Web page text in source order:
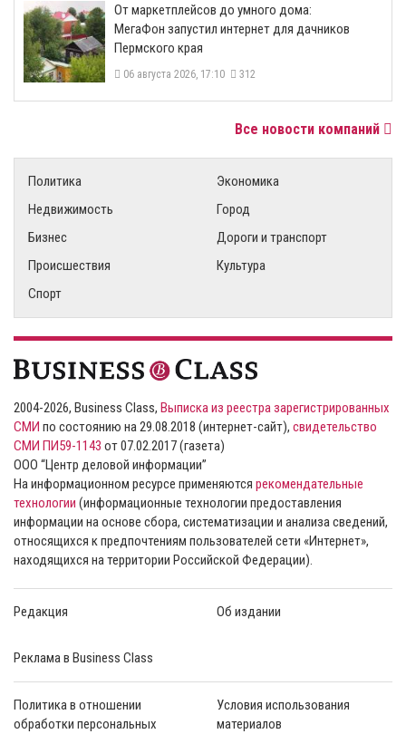
От маркетплейсов до умного дома:
МегаФон запустил интернет для дачников
Пермского края
06 августа 2026, 17:10 312
Все новости компаний
Политика
Экономика
Недвижимость
Город
Бизнес
Дороги и транспорт
Происшествия
Культура
Спорт
2004-2026, Business Class, Выписка из реестра зарегистрированных
СМИ по состоянию на 29.08.2018 (интернет-сайт), свидетельство
СМИ ПИ59-1143 от 07.02.2017 (газета)
ООО “Центр деловой информации”
На информационном ресурсе применяются рекомендательные
технологии (информационные технологии предоставления
информации на основе сбора, систематизации и анализа сведений,
относящихся к предпочтениям пользователей сети «Интернет»,
находящихся на территории Российской Федерации).
Редакция Об издании
Реклама в Business Class
Политика в отношении
обработки персональных
Условия использования
материалов